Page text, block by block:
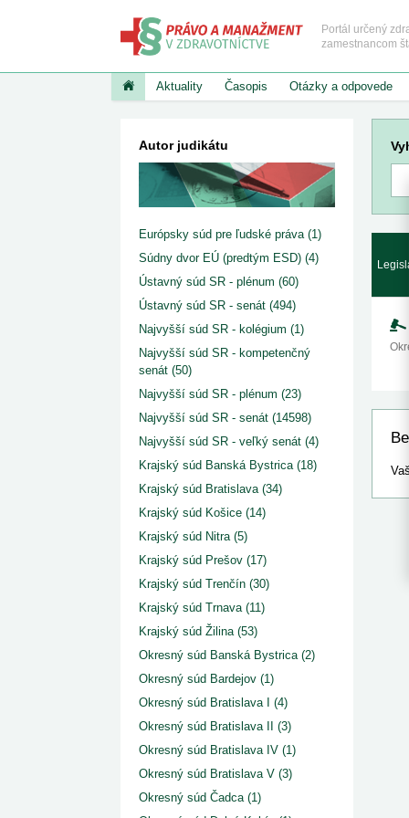
Portál určený
zamestnancom
Aktuality
Zobraziť
Úrad pre dohľad nad zdravotnou starostlivosťou
vydal právne stanovi...
9. 7. 2026
redakcia
Pribudli nové pracoviská magnetickej rezonancie
7. 7. 2026
redakcia
Od júla platia nové podmienky mamografických
vyšetrení
3. 7. 2026
redakcia
2. 7. 2026
redakcia
Zvýhodnené alebo bezplatné vstupy do kultúrnych
1. 7. 2026
redakcia
Ministerstvo zdravotníctva zverejnilo zoznam liekov
úradne určeno...
1. 7. 2026
Rezort zdravotníctva zverejnil zoznam
kategorizovaných liekov 1. 8....
1. 7. 2026
redakcia
Ministerstvo zdravotníctva zverejnilo aktualizovaný
29. 6. 2026
redakcia
Rezort zdravotníctva zverejnil zoznam
29. 6. 2026
redakcia
Výzva na podporu dostupnosti zdravotnej
starostlivosti v centrách z...
22. 6. 2026
redakcia
Časopis
PRÁVO A MANAŽMENT V
Otázky a odpovede
KATEGÓRIE
Základné a
predpisy
Štátny fond
Červený kríž
Poskytovatelia
starostlivosti,
organizácie
Zdravotné a
poistenie
Autor judikátu
Európsky súd pre ľudské práva (1)
Súdny dvor EÚ (predtým ESD) (4)
Ústavný súd SR - plénum (60)
Ústavný súd SR - senát (494)
Najvyšší súd SR - kolégium (1)
Najvyšší súd SR - kompetenčný
senát (50)
Najvyšší súd SR - plénum (23)
Najvyšší súd SR - senát (14598)
Najvyšší súd SR - veľký senát (4)
Krajský súd Banská Bystrica (18)
Krajský súd Bratislava (34)
Krajský súd Košice (14)
Krajský súd Nitra (5)
Krajský súd Prešov (17)
Krajský súd Trenčín (30)
Krajský súd Trnava (11)
Krajský súd Žilina (53)
Okresný súd Banská Bystrica (2)
Okresný súd Bardejov (1)
Okresný súd Bratislava I (4)
Okresný súd Bratislava II (3)
Okresný súd Bratislava IV (1)
Okresný súd Bratislava V (3)
Okresný súd Čadca (1)